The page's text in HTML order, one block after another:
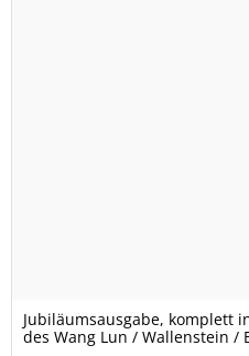
Jubiläumsausgabe, komplett
des Wang Lun / Wallenstein /